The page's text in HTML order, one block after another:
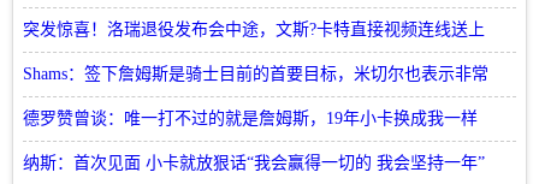
突发惊喜！洛瑞退役发布会中途，文斯?卡特直接视频连线送上
祝福
Shams：签下詹姆斯是骑士目前的首要目标，米切尔也表示非常
欢迎
德罗赞曾谈：唯一打不过的就是詹姆斯，19年小卡换成我一样
夺冠
纳斯：首次见面 小卡就放狠话“我会赢得一切的 我会坚持一年”